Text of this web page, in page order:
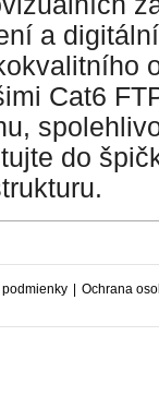
a
Cat6
do
| Ochrana